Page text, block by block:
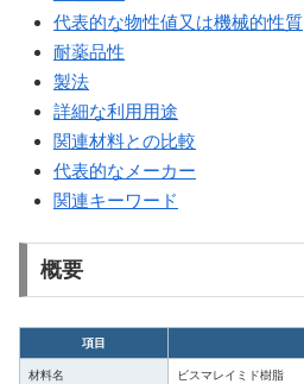
代表的な物性値又は機械的性質
耐薬品性
製法
詳細な利用用途
関連材料との比較
代表的なメーカー
関連キーワード
概要
項目
材料名 ビスマレイミド樹脂